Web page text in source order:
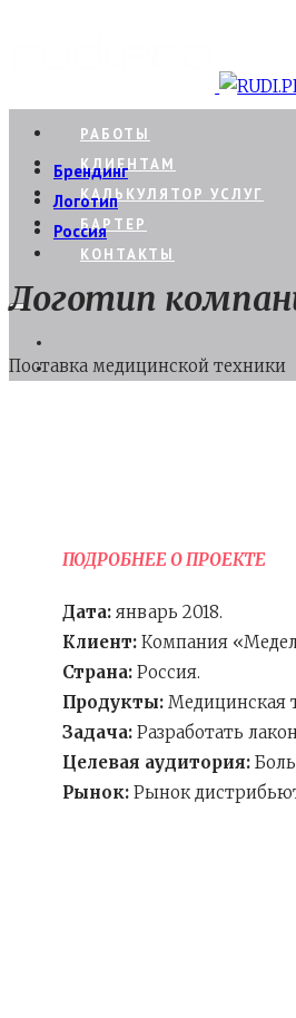
РАБОТЫ
КЛИЕНТАМ
КАЛЬКУЛЯТОР УСЛУГ
БАРТЕР
КОНТАКТЫ
Брендинг
Логотип
Россия
Логотип
Поставка медицинской техники
ПОДРОБНЕЕ О ПРОЕКТЕ
Дата: январь 2018.
Клиент: Компания
Страна: Россия.
Продукты: Медицинская
Задача: Разработать
Целевая аудитория:
Рынок: Рынок